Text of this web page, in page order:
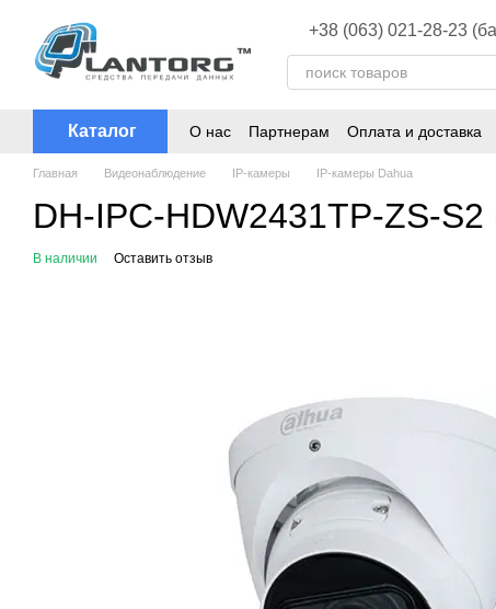
+38 (063) 021-28-23
Каталог О нас Партнерам Оплата и доставка
Главная Видеонаблюдение ІР-камеры ІР-камеры Dahua
DH-IPC-HDW2431TP-ZS-
В наличии Оставить отзыв